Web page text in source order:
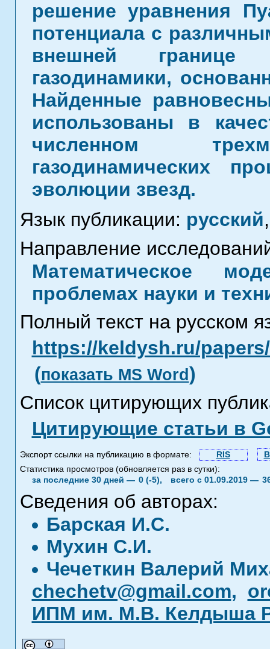
решение уравнения
потенциала с
внешней
газодинамики,
Найденные
использованы в
численном
газодинамических
эволюции звезд.
Язык публикации: русский,
Направление
Математическое
проблемах науки и
Полный текст на русском
https://keldysh.ru/
(показать MS Word )
Список цитирующих
Цитирующие статьи в
Экспорт ссылки на публикацию в формате: RIS
Статистика просмотров (обновляется раз в сутки):
за последние 30 дней — 0 (-5), всего с 01.09.2019 —
Сведения об авторах:
Барская И.С.
Мухин С.И.
Чечеткин Валерий
chechetv@gmail.com,
ИПМ им. М.В. Келдыша